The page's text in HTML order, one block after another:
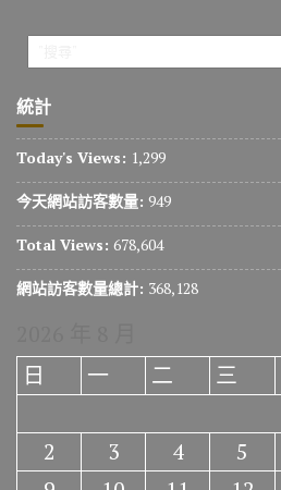
統計
Today's Views: 1,299
今天網站訪客數量: 949
Total Views: 678,604
網站訪客數量總計: 368,128
日
一 二 三
2
3 4 5